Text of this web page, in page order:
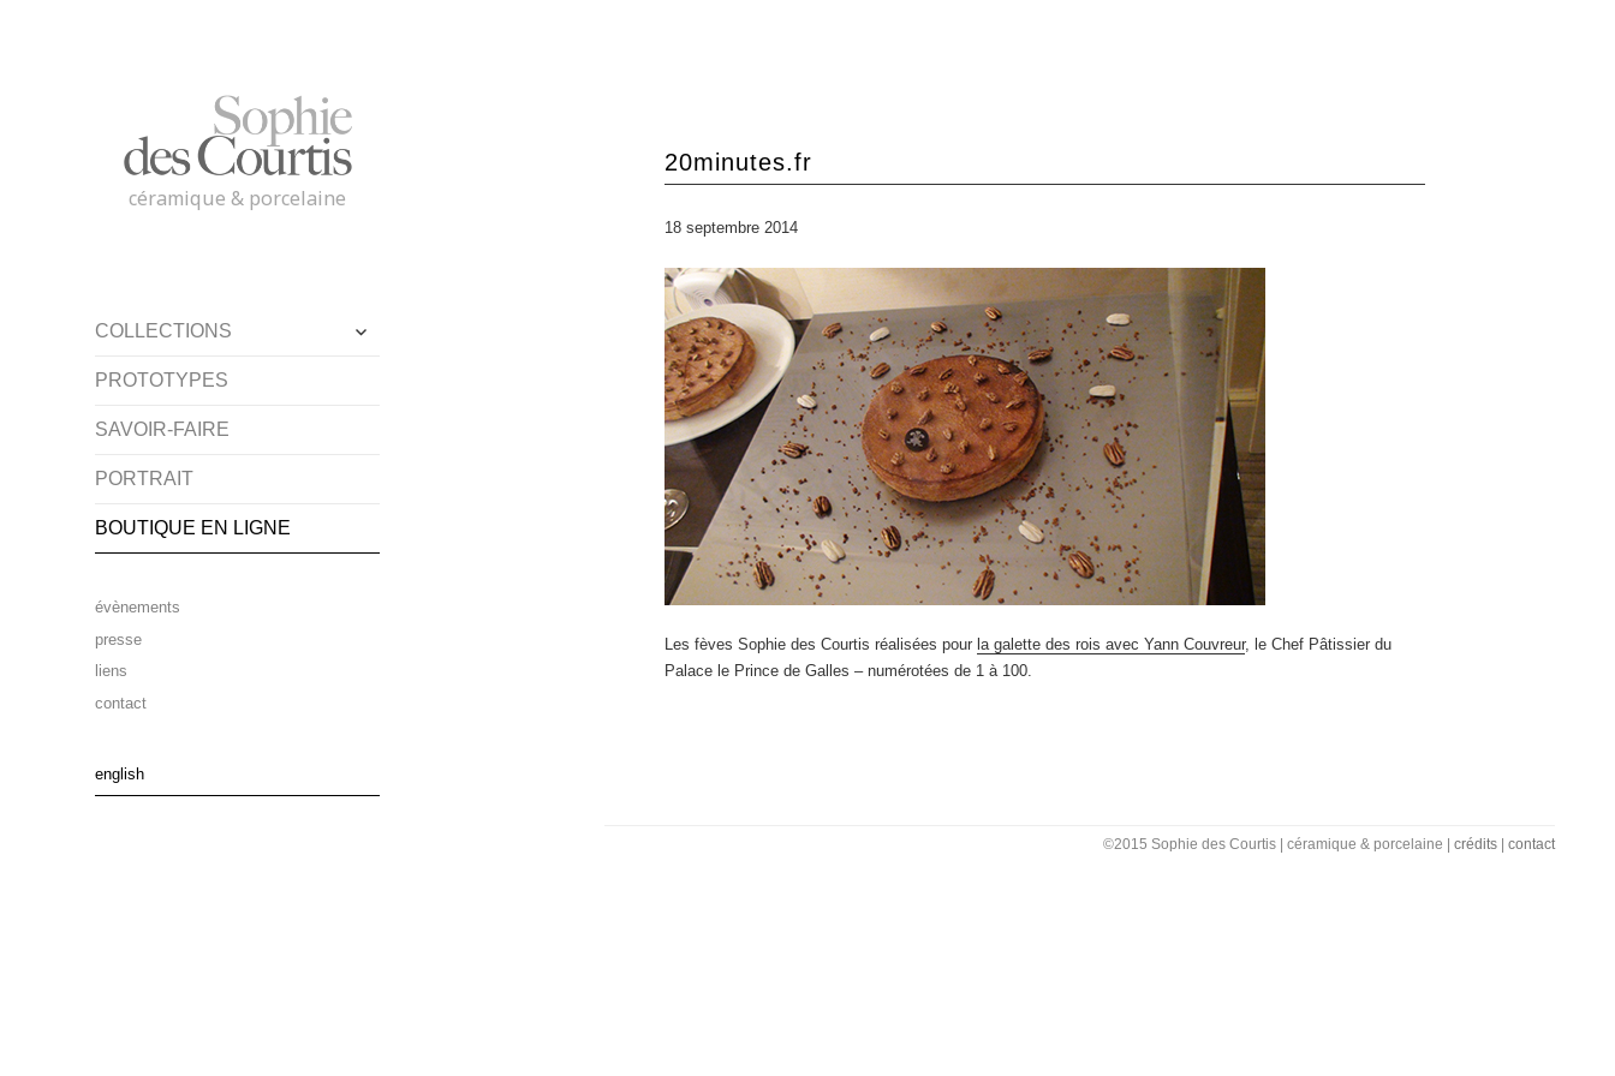
céramique & porcelaine
COLLECTIONS
ouvrir
PROTOTYPES
SAVOIR-FAIRE
PORTRAIT
BOUTIQUE EN LIGNE
évènements
presse
liens
contact
english
20minutes.fr
18 septembre 2014
Les fèves Sophie des Courtis réalisées pourla galette des rois avec Yann Couvreur, le Chef Pâtissier du
Palace le Prince de Galles – numérotées de 1 à 100.
©2015 Sophie des Courtis | céramique & porcelaine | crédits | contact